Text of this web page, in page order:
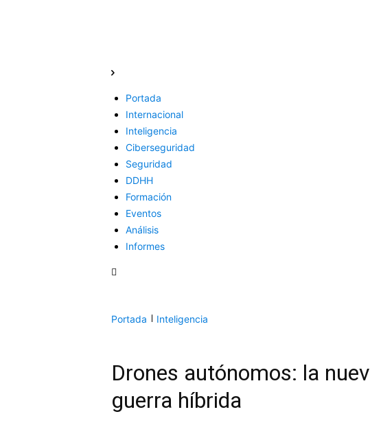
Portada
Internacional
Inteligencia
Ciberseguridad
Seguridad
DDHH
Formación
Eventos
Análisis
Informes
Portada Inteligencia
Drones autónomos: la
guerra híbrida